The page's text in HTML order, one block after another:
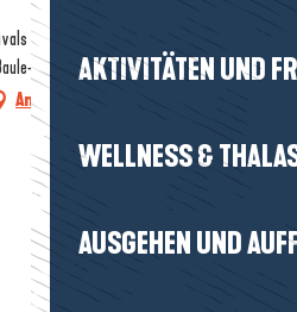
AKTIVITÄTEN UND
WELLNESS &
AUSGEHEN UND
Atlantia, 119 Av. du Maréchal de
Escoublac
Anfahrt